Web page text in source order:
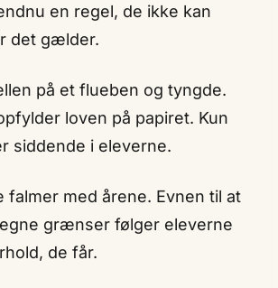
en regel, de ikke kan
det gælder.
på et flueben og tyngde.
loven på papiret. Kun
siddende i eleverne.
falmer med årene. Evnen til at
grænser følger eleverne
de får.